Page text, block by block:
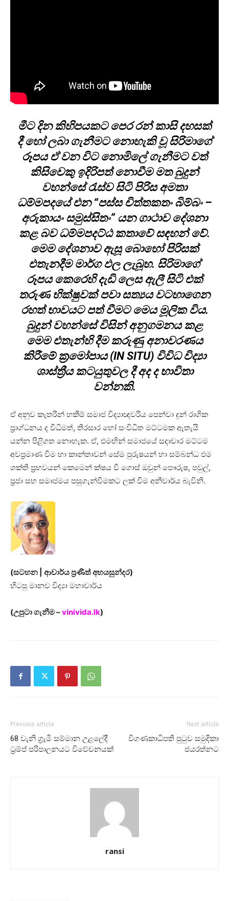
මීට දින කිහිපයකට පෙර රන් කාසි දහසක්
දී හෝ ලබා ගැනීමට නොහැකි වූ සිරිමාගේ
රූපය ඒ වන විට නොමිලේ ගැනීමට වත්
කිසිවෙකු ඉදිරිපත් නොවීම මත බුදුන්
වහන්සේ රැස්ව සිටි පිරිස අමතා
ධම්මපදයේ එන “පස්ස චිත්තකතං බිම්බං –
අරුකායං සමුස්සිතං” යන ගාථාව දේශනා
කළ බව ධම්මපදට්ඨ කතාවේ සඳහන් වේ.
මෙම දේශනාව ඇසූ බොහෝ පිරිසක්
එතැනදීම මාර්ග ඵල ලැබූහ. සිරිමාගේ
රූපය කෙරෙහි දැඩි ලෙස ඇලී සිටි එක්
තරුණ භික්ෂුවක් පවා සත්‍යය වටහාගෙන
රහත් භාවයට පත් වීමට මෙය මූලික විය.
බුදුන් වහන්සේ විසින් අනුගමනය කළ
මෙම එතැන්හි දීම කරුණු අනාවරණය
කිරීමේ ක්‍රමෝපාය (IN SITU) විවිධ විද්‍යා
ශාස්ත්‍රීය කටයුතුවල දී අද ද භාවිතා
වන්නකි.
ඒ අනුව කැතරින් හකීම් සමාජ විද්‍යාඥවරිය පෙන්වා දුන් රාගික
ප්‍රාග්ධනය ද විධිමත්, තිරසාර හෝ සංවිධිත මට්ටමක ඇතැයි
යන්න පිළිගත නොහැක. ඒ, එමඟින් සමාජයේ සදාචාර මට්ටම
අවප්‍රමාණ වීම හා කාන්තාවන් සේම පුරුෂයන් හා සම්බන්ධ එම
ශක්ති ප්‍රභවයන් කෙමෙන් ක්ෂය වී ගොස් ඔවුන් පෞරුෂ, පවුල්,
ප්‍රජා සහ සමාජමය පසුගැන්වීමකට ලක් වීම අනිවාර්ය බැවිනි.
(සටහන | ආචාර්ය ප්‍රණීත් අභයසුන්දර)
හිටපු මානව විද්‍යා මහාචාර්ය
(උපුටා ගැනීම –vinivida.lk)
Previous article
68 වැනි ග්‍රැමී සම්මාන උළලේදී
ට්‍රම්ප් පරිපාලනයට විවේචනයක්
Next article
විගණකාධිපති පුටුව සමුදිකා
ජයරත්නට
ransi